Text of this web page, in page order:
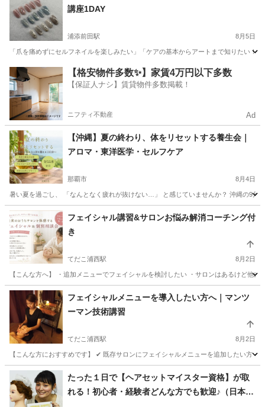
講座1DAY
浦添前田駅 8月5日
「爪を痛めずにセルフネイルを楽しみたい」「ケアの基本からアートまで知りたい
沖縄 宜野湾市 浦添前田駅 ネイル 講座
【格安物件多数✨】家賃4万円以下多数
【保証人ナシ】賃貸物件多数掲載！
ニフティ不動産 Ad
【沖縄】夏の終わり、体をリセットする養生会｜
アロマ・東洋医学・セルフケア
那覇市 8月4日
暑い夏を過ごし、 「なんとなく疲れが抜けない…」 と感じていませんか？ 沖縄の9月
沖縄 那覇市 美容健康 東洋医学
フェイシャル講習&サロンお悩み解消コーチング付
き
てだこ浦西駅 8月2日
【こんな方へ】 ・追加メニューでフェイシャルを検討したい ・サロンはあるけど他
沖縄 中頭郡 てだこ浦西駅 フェイシャル
フェイシャルメニューを導入したい方へ｜マンツ
ーマン技術講習
てだこ浦西駅 8月2日
【こんな方におすすめです】 ✔ 既存サロンにフェイシャルメニューを追加したい方
沖縄 中頭郡 てだこ浦西駅 エステ フェイシャル
たった１日で【ヘアセットマイスター資格】が取
れる！初心者・経験者どんな方でも歓迎♪（日本ヘ